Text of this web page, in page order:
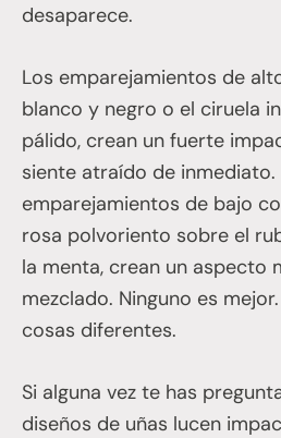
desaparece.
Los emparejamientos de
blanco y negro o el ciruela
pálido, crean un fuerte
siente atraído de inmediato.
emparejamientos de bajo
rosa polvoriento sobre el
la menta, crean un aspecto
mezclado. Ninguno es
cosas diferentes.
Si alguna vez te has
diseños de uñas lucen